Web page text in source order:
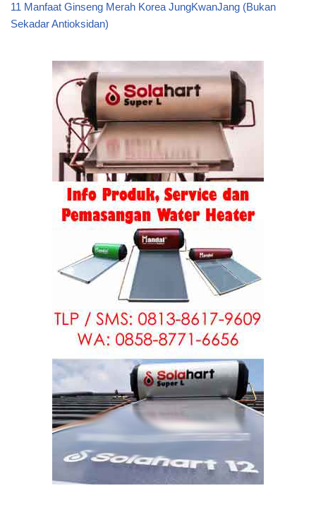
11 Manfaat Ginseng Merah Korea JungKwanJang (Bukan
Sekadar Antioksidan)